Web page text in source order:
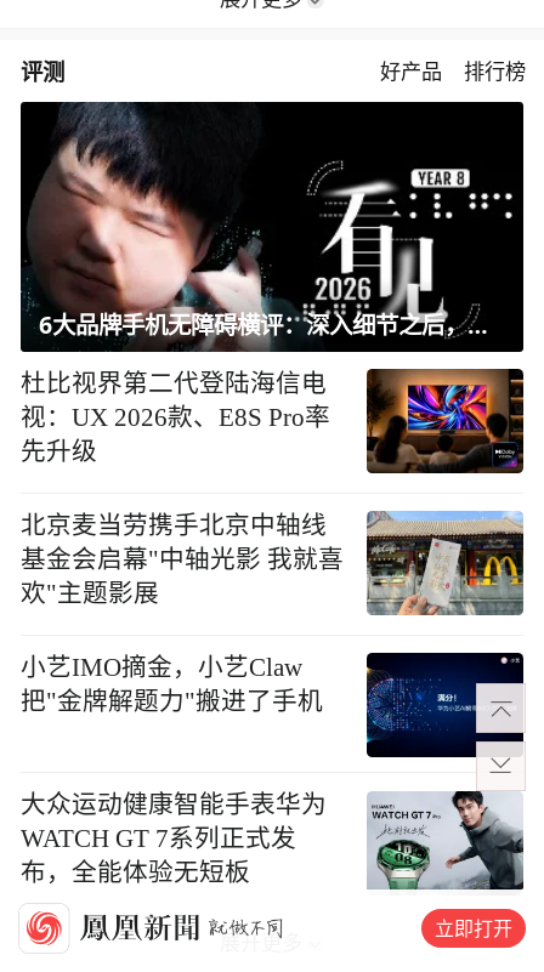
评测 好产品 排行榜
6大品牌手机无障碍横评：深入细节之后，似乎只有苹果能挺住？｜ 看见2026
杜比视界第二代登陆海信电
视：UX 2026款、E8S Pro率
先升级
北京麦当劳携手北京中轴线
基金会启幕"中轴光影 我就喜
欢"主题影展
小艺IMO摘金，小艺Claw
把"金牌解题力"搬进了手机
大众运动健康智能手表华为
WATCH GT 7系列正式发
布，全能体验无短板
展开更多
立即打开